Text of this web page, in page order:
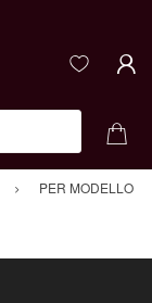
PER MODELLO